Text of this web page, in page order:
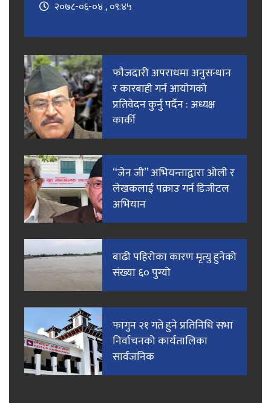
२०७८-०६-०४ , ०९:४५
फाैजदारी अपराधमा अनुसन्धान
र कारबाही गर्न आयाेगकाे
प्रतिवेदन कुर्नु पर्दैन : अध्यक्ष
कार्की
“जेन जी” अभियन्ताद्वारा ओली र
लेखकलाई पक्राउ गर्न डिजीटल
अभियान
बाढी पहिरोका कारण मृत्यु हुनेको
संख्या ६० पुग्यो
फागुन २१ गते हुने प्रतिनिधि सभा
निर्वाचनको कार्यतालिका
सार्वजनिक